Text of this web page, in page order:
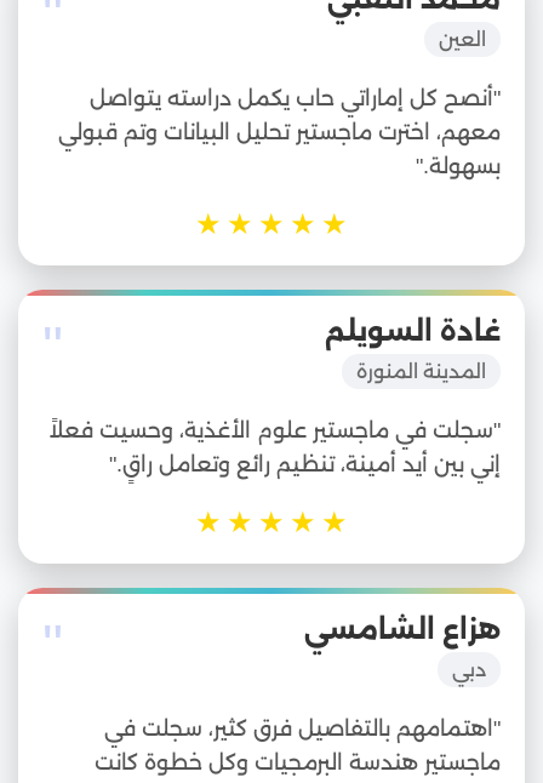
" العين
"أنصح كل إماراتي حاب يكمل دراسته يتواصل
معهم، اخترت ماجستير تحليل البيانات وتم قبولي
بسهولة."
★
★
★
★
★
" غادة السويلم
المدينة المنورة
"سجلت في ماجستير علوم الأغذية، وحسيت فعلاً
إني بين أيد أمينة، تنظيم رائع وتعامل راقٍ."
★
★
★
★
★
" هزاع الشامسي
دبي
"اهتمامهم بالتفاصيل فرق كثير، سجلت في
ماجستير هندسة البرمجيات وكل خطوة كانت